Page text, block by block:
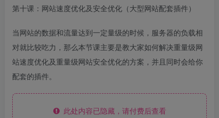
第十课：网站速度优化及安全优化（大型网站配套插件）
当网站的数据和流量达到一定量级的时候，服务器的负载相
对就比较吃力，那么本节课主要是教大家如何解决重量级网
站速度优化及重量级网站安全优化的方案，并且同时会给你
配套的插件。
此处内容已隐藏，请付费后查看